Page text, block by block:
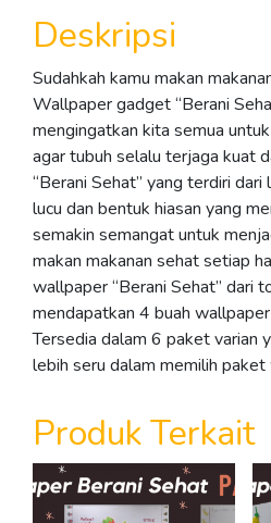
Deskripsi
Sudahkah kamu makan
Wallpaper gadget “Berani
mengingatkan kita semua
agar tubuh selalu terjaga kuat
“Berani Sehat” yang terdiri
lucu dan bentuk hiasan yang
semakin semangat untuk
makan makanan sehat setiap
wallpaper “Berani Sehat” dari
mendapatkan 4 buah
Tersedia dalam 6 paket varian
lebih seru dalam memilih
Produk Terkait